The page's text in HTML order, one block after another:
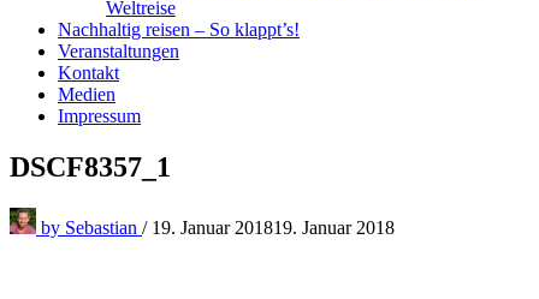
Weltreise
Nachhaltig reisen – So klappt’s!
Veranstaltungen
Kontakt
Medien
Impressum
DSCF8357_1
by Sebastian / 19. Januar 201819. Januar 2018